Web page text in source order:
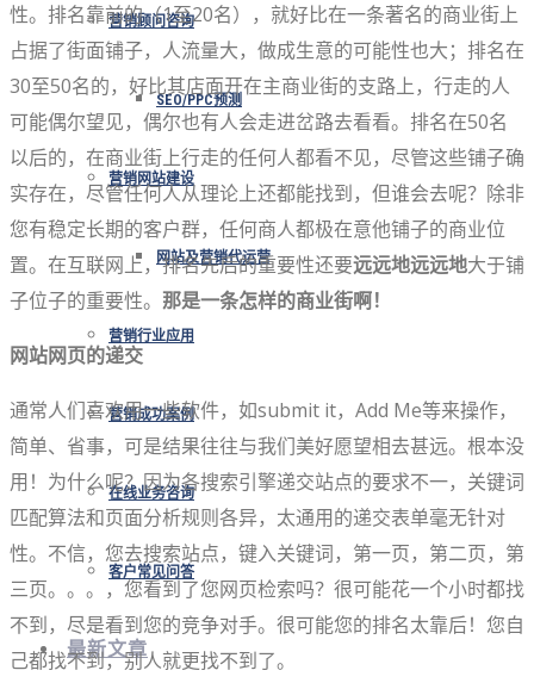
营销顾问咨询
SEO/PPC预测
营销网站建设
网站及营销代运营
营销行业应用
营销成功案例
在线业务咨询
客户常见问答
最新文章
性。排名靠前的（1至20名），就好比在一条著名的商业街上
占据了街面铺子，人流量大，做成生意的可能性也大；排名在
30至50名的，好比其店面开在主商业街的支路上，行走的人
可能偶尔望见，偶尔也有人会走进岔路去看看。排名在50名
以后的，在商业街上行走的任何人都看不见，尽管这些铺子确
实存在，尽管任何人从理论上还都能找到，但谁会去呢？除非
您有稳定长期的客户群，任何商人都极在意他铺子的商业位
置。在互联网上，排名先后的重要性还要远远地远远地大于铺
子位子的重要性。 那是一条怎样的商业街啊！
网站网页的递交
通常人们喜欢用一些软件，如submit it，Add Me等来操作，
简单、省事，可是结果往往与我们美好愿望相去甚远。根本没
用！为什么呢？因为各搜索引擎递交站点的要求不一，关键词
匹配算法和页面分析规则各异，太通用的递交表单毫无针对
性。不信，您去搜索站点，键入关键词，第一页，第二页，第
三页。。。，您看到了您网页检索吗？很可能花一个小时都找
不到，尽是看到您的竞争对手。很可能您的排名太靠后！您自
己都找不到，别人就更找不到了。